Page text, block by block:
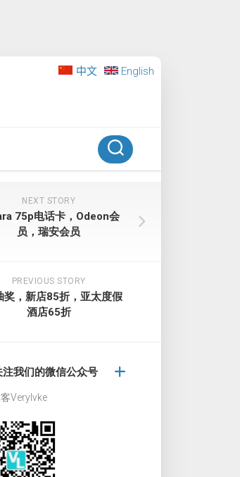
中文 English
NEXT STORY
75p电话卡，Odeon会
员，瑞安会员
PREVIOUS STORY
奖，新店85折，亚太度假
酒店65折
注我们的微信公众号
Verylvke